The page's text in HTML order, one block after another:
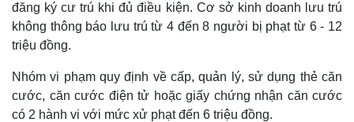
đăng ký cư trú khi đủ điều kiện. Cơ sở kinh doanh lưu trú
không thông báo lưu trú từ 4 đến 8 người bị phạt từ 6 - 12
triệu đồng.
Nhóm vi phạm quy định về cấp, quản lý, sử dụng thẻ căn
cước, căn cước điện tử hoặc giấy chứng nhận căn cước
có 2 hành vi với mức xử phạt đến 6 triệu đồng.